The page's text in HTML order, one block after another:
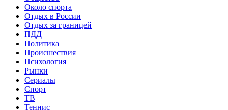
Около спорта
Отдых в России
Отдых за границей
ПДД
Политика
Происшествия
Психология
Рынки
Сериалы
Спорт
ТВ
Теннис